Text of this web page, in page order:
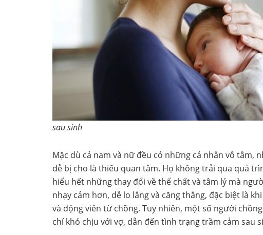
sau sinh
Mặc dù cả nam và nữ đều có những cá nhân vô tâm,
dễ bị cho là thiếu quan tâm. Họ không trải qua quá
hiểu hết những thay đổi về thể chất và tâm lý mà
nhạy cảm hơn, dễ lo lắng và căng thẳng, đặc biệt là
và động viên từ chồng. Tuy nhiên, một số người
chí khó chịu với vợ, dẫn đến tình trạng trầm cảm sau